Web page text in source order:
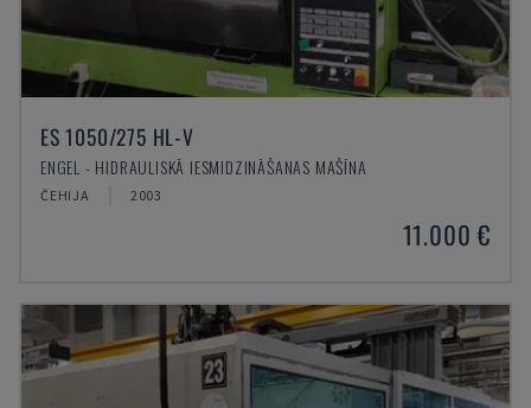
ES 1050/275 HL-V
ENGEL - HIDRAULISKĀ IESMIDZINĀŠANAS MAŠĪNA
ČEHIJA 2003
11.000 €